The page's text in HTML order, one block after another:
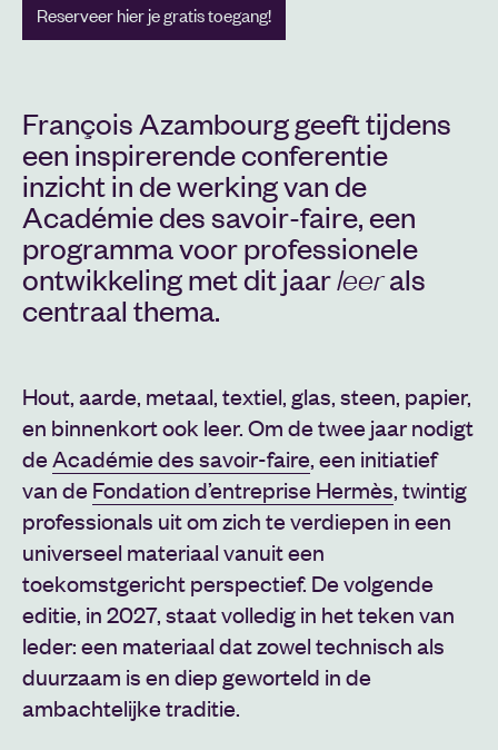
Reserveer hier je gratis toegang!
François Azambourg geeft tijdens
een inspirerende conferentie
inzicht in de werking van de
Académie des savoir-faire, een
programma voor professionele
ontwikkeling met dit jaarleerals
centraal thema.
Hout, aarde, metaal, textiel, glas, steen, papier,
en binnenkort ook leer. Om de twee jaar nodigt
deAcadémie des savoir-faire, een initiatief
van deFondation d’entreprise Hermès, twintig
professionals uit om zich te verdiepen in een
universeel materiaal vanuit een
toekomstgericht perspectief. De volgende
editie, in 2027, staat volledig in het teken van
leder: een materiaal dat zowel technisch als
duurzaam is en diep geworteld in de
ambachtelijke traditie.